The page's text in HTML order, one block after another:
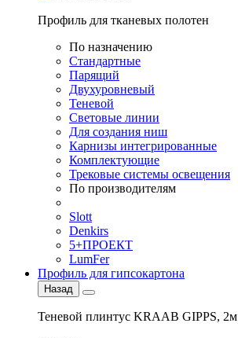
Профиль для тканевых полотен
По назначению
Стандартные
Парящий
Двухуровневый
Теневой
Световые линии
Для создания ниш
Карнизы интегрированные
Комплектующие
Трековые системы освещения
По производителям
Slott
Denkirs
5+ПРОЕКТ
LumFer
Профиль для гипсокартона
Назад
Теневой плинтус KRAAB GIPPS, 2м